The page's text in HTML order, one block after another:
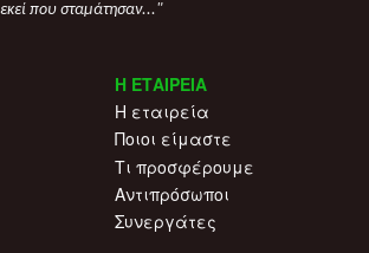
που σταμάτησαν..."
Η ΕΤΑΙΡΕΙΑ
Η εταιρεία
Ποιοι είμαστε
Τι προσφέρουμε
Αντιπρόσωποι
Συνεργάτες